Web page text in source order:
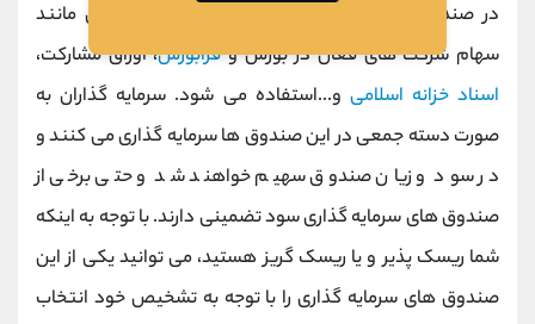
در صندوق های سرمایه گذاری از
های مختلفی مانند
سهام شرکت های فعال در بورس وفرابورس، اوراق مشارکت،
اسناد خزانه اسلامی و...استفاده می شود. سرمایه گذاران به
صورت دسته جمعی در این صندوق ها سرمایه گذاری می کنند و
در سود و زیان صندوق سهیم خواهند شد و حتی برخی از
صندوق های سرمایه گذاری سود تضمینی دارند. با توجه به اینکه
شما ریسک پذیر و یا ریسک گریز هستید، می توانید یکی از این
صندوق های سرمایه گذاری را با توجه به تشخیص خود انتخاب